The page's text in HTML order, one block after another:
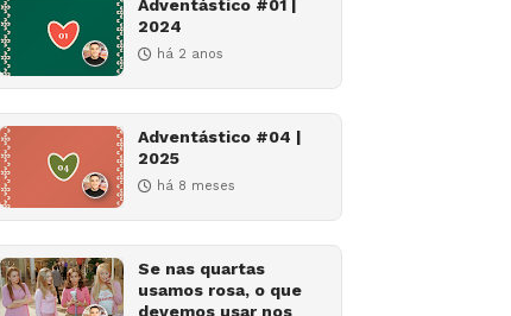
Adventástico #01 |
2024
há 2 anos
Adventástico #04 |
2025
há 8 meses
Se nas quartas
usamos rosa, o que
devemos usar nos